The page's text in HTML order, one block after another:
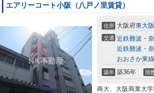
エアリーコート小阪（八戸ノ里賃貸）
住所 大阪府東大
交通 近鉄難波・
近鉄難波・
おおさか東線
築年 築36年 階
商大、大阪商業大